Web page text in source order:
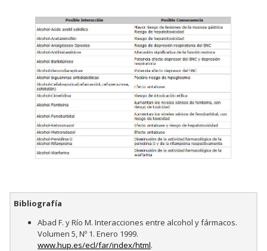
Bibliografía
Abad F. y Río M. Interacciones entre alcohol y fármacos.
Volumen 5, Nº 1. Enero 1999.
www.hup.es/ecl/far/index/html.